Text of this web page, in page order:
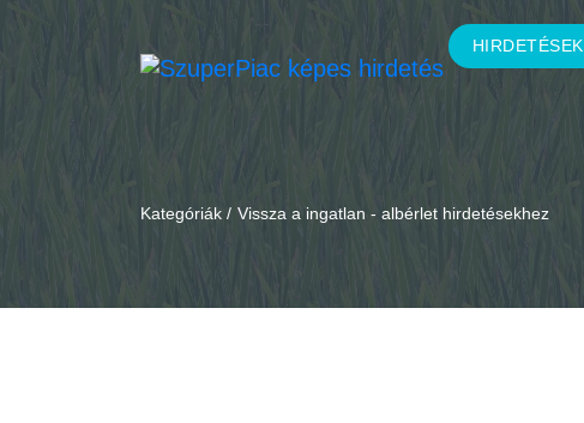
HIRDETÉSEK
Kategóriák / Vissza a ingatlan - albérlet hirdetésekhez